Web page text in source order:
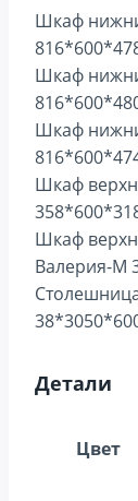
Шкаф
Шкаф
Шкаф
Шкаф
Шкаф
Валерия-М
Детали
Цвет